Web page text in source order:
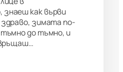
как върви
зимата по-
до тъмно, и